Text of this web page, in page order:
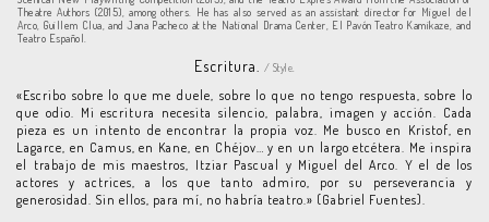
Theatre Authors (2015), among others. He has also served as an assistant director for Miguel del
Arco, Guillem Clua, and Jana Pacheco at the National Drama Center, El Pavón Teatro Kamikaze, and
Teatro Español.
Escritura. / Style.
«Escribo sobre lo que me duele, sobre lo que no tengo respuesta, sobre lo
que odio. Mi escritura necesita silencio, palabra, imagen y acción. Cada
pieza es un intento de encontrar la propia voz. Me busco en Kristof, en
Lagarce, en Camus, en Kane, en Chéjov… y en un largo etcétera. Me inspira
el trabajo de mis maestros, Itziar Pascual y Miguel del Arco. Y el de los
actores y actrices, a los que tanto admiro, por su perseverancia y
generosidad. Sin ellos, para mí, no habría teatro.» (Gabriel Fuentes).